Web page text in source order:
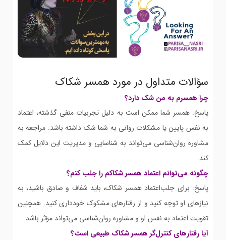
سؤالات متداول در مورد همسر شکاک
چرا همسرم به من شک دارد؟
پاسخ: همسر شما ممکن است به دلیل تجربیات منفی گذشته، اعتماد
به نفس پایین یا مشکلات روانی به شما شک داشته باشد. مراجعه به
مشاوره روان‌شناسی می‌تواند به شناسایی و مدیریت این دلایل کمک
کند.
چگونه می‌توانم اعتماد همسر شکاکم را جلب کنم؟
پاسخ: برای جلب‌اعتماد همسر شکاک، باید شفاف و صادق باشید، به
نیازهای او توجه کنید و از رفتارهای مشکوک خودداری کنید. همچنین
تقویت اعتماد به نفس او و مشاوره روان‌شناسی می‌تواند مؤثر باشد.
آیا رفتارهای کنترل‌گر همسر شکاک طبیعی است؟